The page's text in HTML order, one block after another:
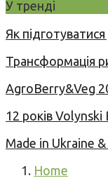
У тренді
Як
Трансформація
AgroBerry&Veg
12 років Volynski
Made in Ukraine
Home